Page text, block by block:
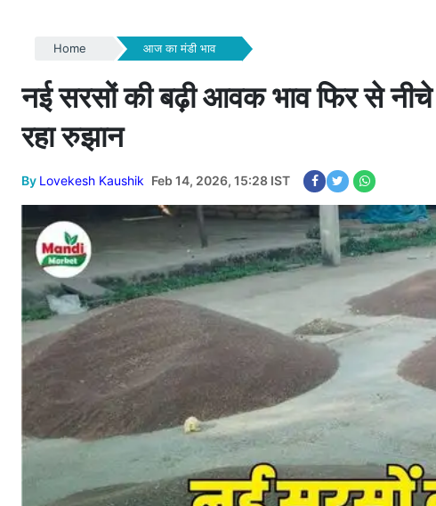
Home आज का मंडी भाव
नई सरसों की बढ़ी आवक भाव फिर से
रहा रुझान
By Lovekesh Kaushik Feb 14, 2026, 15:28 IST